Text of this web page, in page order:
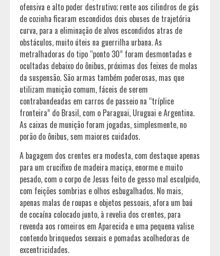
ofensiva e alto poder destrutivo; rente aos cilindros de gás
de cozinha ficaram escondidos dois obuses de trajetória
curva, para a eliminação de alvos escondidos atras de
obstáculos, muito úteis na guerrilha urbana. As
metralhadoras do tipo “ponto 30” foram desmontadas e
ocultadas debaixo do ônibus, próximas dos feixes de molas
da suspensão. São armas também poderosas, mas que
utilizam munição comum, fáceis de serem
contrabandeadas em carros de passeio na “tríplice
fronteira” do Brasil, com o Paraguai, Uruguai e Argentina.
As caixas de munição foram jogadas, simplesmente, no
porão do ônibus, sem maiores cuidados.
A bagagem dos crentes era modesta, com destaque apenas
para um crucifixo de madeira maciça, enorme e muito
pesado, com o corpo de Jesus feito de gesso mal esculpido,
com feições sombrias e olhos esbugalhados. No mais,
apenas malas de roupas e objetos pessoais, afora um baú
de cocaína colocado junto, à revelia dos crentes, para
revenda aos romeiros em Aparecida e uma pequena valise
contendo brinquedos sexuais e pomadas acolhedoras de
excentricidades.